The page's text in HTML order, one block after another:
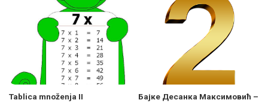
Tablica množenja II
Бајке Десанка Максимовић –